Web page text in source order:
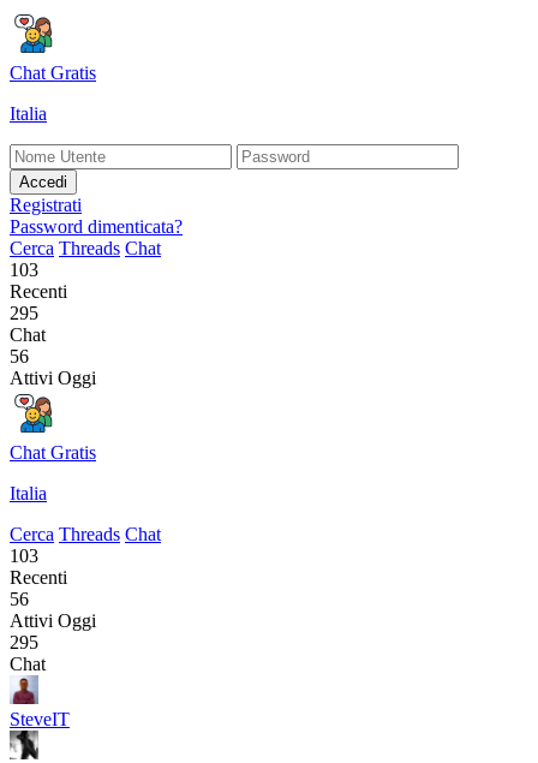
Chat Gratis
Italia
Accedi
Registrati
Password dimenticata?
Cerca Threads Chat
103
Recenti
295
Chat
56
Attivi Oggi
Chat Gratis
Italia
Cerca Threads Chat
103
Recenti
56
Attivi Oggi
295
Chat
SteveIT